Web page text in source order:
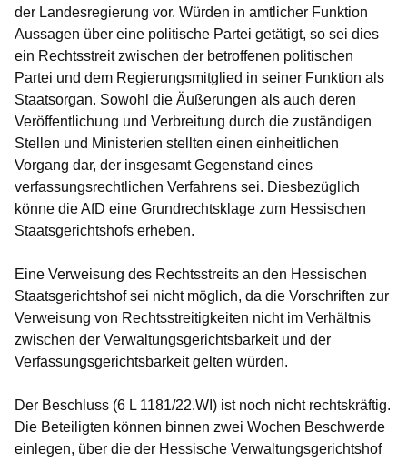
der Landesregierung vor. Würden in amtlicher Funktion
Aussagen über eine politische Partei getätigt, so sei dies
ein Rechtsstreit zwischen der betroffenen politischen
Partei und dem Regierungsmitglied in seiner Funktion als
Staatsorgan. Sowohl die Äußerungen als auch deren
Veröffentlichung und Verbreitung durch die zuständigen
Stellen und Ministerien stellten einen einheitlichen
Vorgang dar, der insgesamt Gegenstand eines
verfassungsrechtlichen Verfahrens sei. Diesbezüglich
könne die AfD eine Grundrechtsklage zum Hessischen
Staatsgerichtshofs erheben.
Eine Verweisung des Rechtsstreits an den Hessischen
Staatsgerichtshof sei nicht möglich, da die Vorschriften zur
Verweisung von Rechtsstreitigkeiten nicht im Verhältnis
zwischen der Verwaltungsgerichtsbarkeit und der
Verfassungsgerichtsbarkeit gelten würden.
Der Beschluss (6 L 1181/22.WI) ist noch nicht rechtskräftig.
Die Beteiligten können binnen zwei Wochen Beschwerde
einlegen, über die der Hessische Verwaltungsgerichtshof